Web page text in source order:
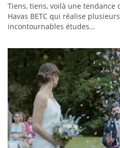
Tiens, tiens, voilà une tendance
Havas BETC qui réalise
incontournables études…